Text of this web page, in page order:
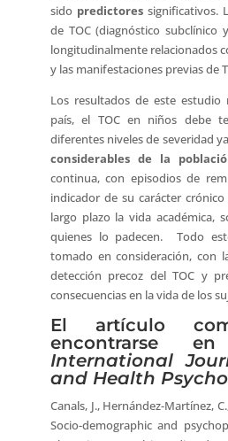
sido predictoressignificativos.
de TOC (diagnóstico subclínico
longitudinalmente relacionados
y las manifestaciones previas de
Los resultados de este
país, el TOC en niños debe
diferentes niveles de severidad
considerables de la
continua, con episodios de
indicador de su carácter
largo plazo la vida académica,
quienes lo padecen. Todo
tomado en consideración, con
detección precoz del TOC y
consecuencias en la vida de los
El artículo
encontrarse
International
and Health
Canals, J., Hernández-Martínez,
Socio-demographic and